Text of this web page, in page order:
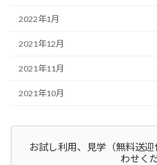
2022年1月
2021年12月
2021年11月
2021年10月
お試し利用、見学（無料送
わせく